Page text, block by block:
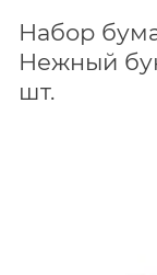
Набор
Нежный
шт.